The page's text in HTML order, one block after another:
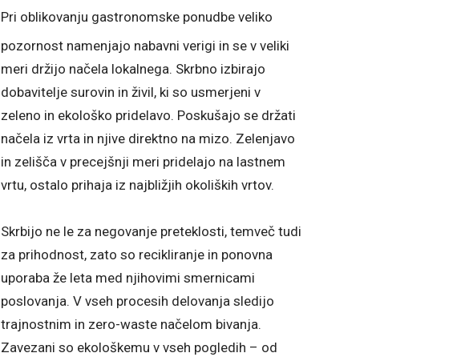
Pri oblikovanju gastronomske ponudbe veliko
pozornost namenjajo nabavni verigi in se v veliki
meri držijo načela lokalnega. Skrbno izbirajo
dobavitelje surovin in živil, ki so usmerjeni v
zeleno in ekološko pridelavo. Poskušajo se držati
načela iz vrta in njive direktno na mizo. Zelenjavo
in zelišča v precejšnji meri pridelajo na lastnem
vrtu, ostalo prihaja iz najbližjih okoliških vrtov.
Skrbijo ne le za negovanje preteklosti, temveč tudi
za prihodnost, zato so recikliranje in ponovna
uporaba že leta med njihovimi smernicami
poslovanja. V vseh procesih delovanja sledijo
trajnostnim in zero-waste načelom bivanja.
Zavezani so ekološkemu v vseh pogledih – od